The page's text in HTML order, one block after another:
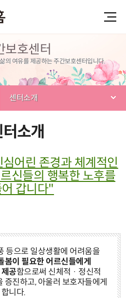
보호센터
의 여유를 제공하는 주간보호센터입니다.
센터소개
소개
어린 존경과 체계적인
신들의 행복한 노후를
갑니다"
등으로 일상생활에 어려움을
봄이 필요한 어르신들에게
공함으로써 신체적 · 정신적
증진하고, 아울러 보호자들에게
니다.